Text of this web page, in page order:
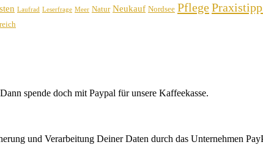
Laufrad Leserfrage Meer Natur Neukauf Nordsee Pflege
spende doch mit Paypal für unsere Kaffeekasse.
und Verarbeitung Deiner Daten durch das Unternehmen